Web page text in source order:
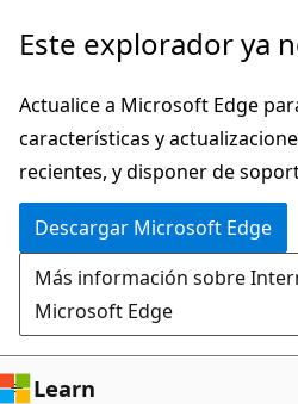
Ir
contenido
principal
Este explorador ya
Actualice a Microsoft Edge
características y
recientes, y disponer de
Descargar Microsoft Edge
Más información sobre
Microsoft Edge
Learn